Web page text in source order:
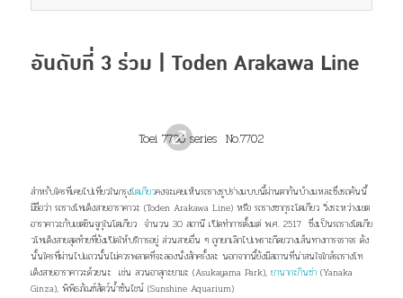
อันดับที่ 3 ร่วม | Toden Arakawa Line
Toei 7700 series No.7702
สำหรับใครที่เคยไปเที่ยวในกรุงโตเกียวคงจะเคยเห็นรถรางรูปร่างแบบนี้ผ่านตากันบ้างแหละซึ่งรถคันนี้
มีชื่อว่า รถรางโทเด็งสายอาราคาวะ (Toden Arakawa Line) หรือ รถรางซากุระโตเกียว วิ่งระหว่างเขต
อาราคาวะกับเขตชินจูกุในโตเกียว จำนวน 30 สถานี เปิดทำการตั้งแต่ พ.ศ. 2517 ซึ่งเป็นรถรางโตเกีย
วโทเด็งสายสุดท้ายที่ยังเปิดให้บริการอยู่ ส่วนสายอื่น ๆ ถูกยกเลิกไปเพราะกีดขวางเส้นทางการจราจร ดัง
นั้นใครที่ผ่านไปแถวนั้นไม่ควรพลาดที่จะลองนั่งสักครั้งละ นอกจากนี้ยังมีสถานที่น่าสนใจใกล้รถรางโท
เด็งสายอาราคาวะด้วยนะ เช่น สวนอาสุกะยามะ (Asukayama Park), ยานากะกินซ่า(Yanaka
Ginza), พิพิธภัณฑ์สัตว์น้ำซันไชน์ (Sunshine Aquarium)